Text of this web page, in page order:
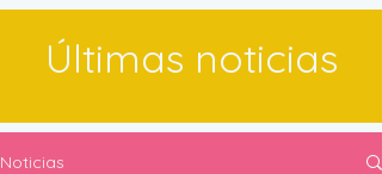
Últimas noticias
Noticias